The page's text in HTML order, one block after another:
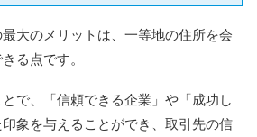
大のメリットは、一等地の住所を会
る点です。
で、「信頼できる企業」や「成功し
象を与えることができ、取引先の信